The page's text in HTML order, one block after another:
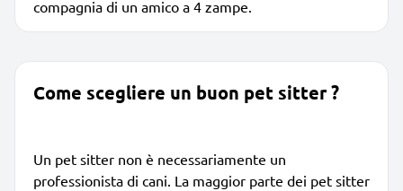
compagnia di un amico a 4 zampe.
Come scegliere un buon pet sitter ?
Un pet sitter non è necessariamente un
professionista di cani. La maggior parte dei pet sitter